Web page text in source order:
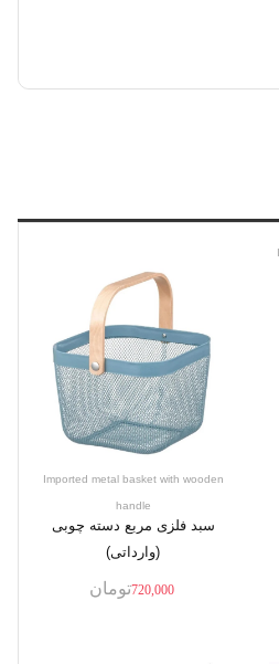
Imported metal basket with wooden
handle
سبد فلزی مربع دسته چوبی
(وارداتی)
720,000 تومان